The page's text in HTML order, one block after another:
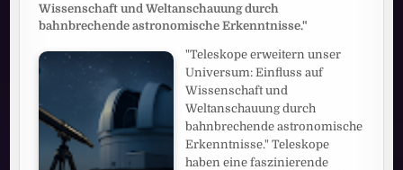
Wissenschaft und Weltanschauung durch
bahnbrechende astronomische Erkenntnisse."
"Teleskope erweitern unser
Universum: Einfluss auf
Wissenschaft und
Weltanschauung durch
bahnbrechende astronomische
Erkenntnisse." Teleskope
haben eine faszinierende